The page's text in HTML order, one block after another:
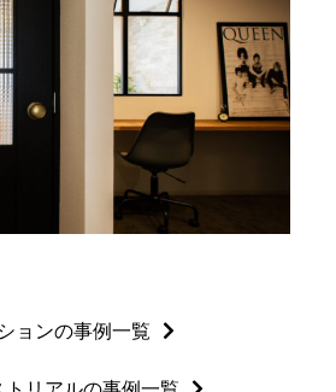
ョンの事例一覧